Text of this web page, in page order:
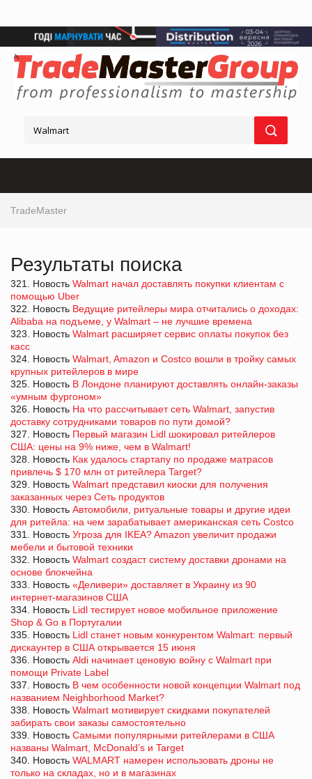
TradeMaster
Результаты поиска
321. Новость Walmart начал доставлять покупки клиентам с
помощью Uber
322. Новость Ведущие ритейлеры мира отчитались о доходах:
Alibaba на подъеме, у Walmart – не лучшие времена
323. Новость Walmart расширяет сервис оплаты покупок без
касс
324. Новость Walmart, Amazon и Costco вошли в тройку самых
крупных ритейлеров в мире
325. Новость В Лондоне планируют доставлять онлайн-заказы
«умным фургоном»
326. Новость На что рассчитывает сеть Walmart, запустив
доставку сотрудниками товаров по пути домой?
327. Новость Первый магазин Lidl шокировал ритейлеров
США: цены на 9% ниже, чем в Walmart!
328. Новость Как удалось стартапу по продаже матрасов
привлечь $ 170 млн от ритейлера Target?
329. Новость Walmart представил киоски для получения
заказанных через Сеть продуктов
330. Новость Автомобили, ритуальные товары и другие идеи
для ритейла: на чем зарабатывает американская сеть Costco
331. Новость Угроза для IKEA? Amazon увеличит продажи
мебели и бытовой техники
332. Новость Walmart создаст систему доставки дронами на
основе блокчейна
333. Новость «Деливери» доставляет в Украину из 90
интернет-магазинов США
334. Новость Lidl тестирует новое мобильное приложение
Shop & Go в Португалии
335. Новость Lidl станет новым конкурентом Walmart: первый
дискаунтер в США открывается 15 июня
336. Новость Aldi начинает ценовую войну с Walmart при
помощи Private Label
337. Новость В чем особенности новой концепции Walmart под
названием Neighborhood Market?
338. Новость Walmart мотивирует скидками покупателей
забирать свои заказы самостоятельно
339. Новость Самыми популярными ритейлерами в США
названы Walmart, McDonald’s и Target
340. Новость WALMART намерен использовать дроны не
только на складах, но и в магазинах